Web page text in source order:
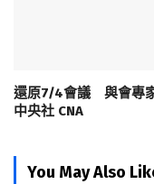
還原7/4會議 與會專家
中央社 CNA
You May Also